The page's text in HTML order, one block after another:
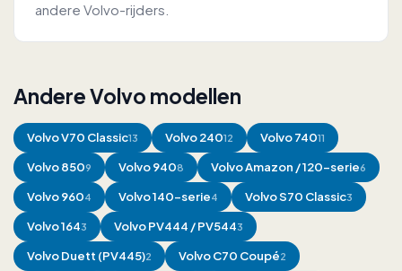
andere Volvo-rijders.
Andere Volvo modellen
VolvoV70 Classic13 Volvo24012 Volvo74011
Volvo8509 Volvo9408 VolvoAmazon / 120-serie6
Volvo9604 Volvo140-serie4 VolvoS70 Classic3
Volvo1643 VolvoPV444 / PV5443
VolvoDuett (PV445)2 VolvoC70 Coupé2